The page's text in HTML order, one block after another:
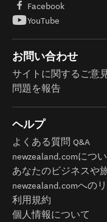
Facebook
YouTube
お問い合わせ
サイトに関するご意
問題を報告
ヘルプ
よくある質問 Q&A
newzealand.comにつ
あなたのビジネスや
newzealand.comへの
利用規約
個人情報について